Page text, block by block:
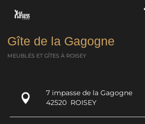
Gîte de la Gagogne
MEUBLÉS ET GÎTES À ROISEY
7 impasse de la Gagogne
42520 ROISEY